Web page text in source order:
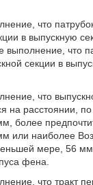
что
в выпускную
что
секции в
что
на расстоянии,
более
или наиболее
мере, 56 мм
фена.
что тракт